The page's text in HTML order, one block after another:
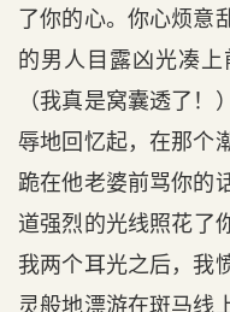
了你的心。你心烦意
的男人目露凶光凑上
（我真是窝囊透了
辱地回忆起，在那个
跪在他老婆前骂你的
道强烈的光线照花
我两个耳光之后，我
灵般地漂游在斑马线